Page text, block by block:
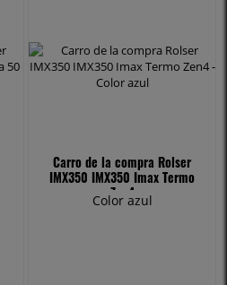
Carro de la compra Rolser
IMX350 IMX350 Imax Termo
Zen4
Color azul